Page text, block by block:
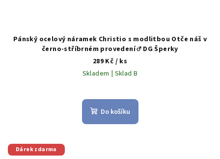
Pánský ocelový náramek Christio s modlitbou Otče náš v
černo-stříbrném provedení ♂️ DG Šperky
289 Kč / ks
Skladem | Sklad B
Do košíku
Dárek zdarma